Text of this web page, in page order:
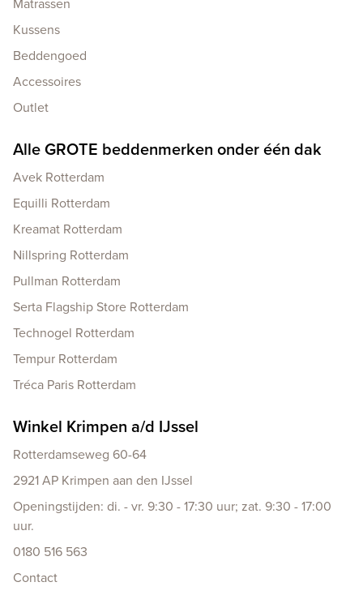
Kussens
Beddengoed
Accessoires
Outlet
Alle GROTE beddenmerken onder één dak
Avek Rotterdam
Equilli Rotterdam
Kreamat Rotterdam
Nillspring Rotterdam
Pullman Rotterdam
Serta Flagship Store Rotterdam
Technogel Rotterdam
Tempur Rotterdam
Tréca Paris Rotterdam
Winkel Krimpen a/d IJssel
Rotterdamseweg 60-64
2921 AP Krimpen aan den IJssel
Openingstijden: di. - vr. 9:30 - 17:30 uur; zat. 9:30 - 17:00
uur.
0180 516 563
Contact